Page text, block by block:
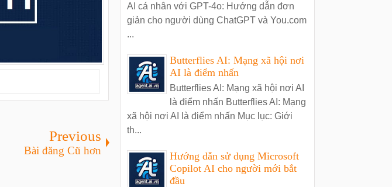
Previous
Bài đăng Cũ hơn
AI cá nhân với GPT-4o: Hướng dẫn đơn
giản cho người dùng ChatGPT và You.com
...
Butterflies AI: Mạng xã hội nơi
AI là điểm nhấn
Butterflies AI: Mạng xã hội nơi AI
là điểm nhấn Butterflies AI: Mạng
xã hội nơi AI là điểm nhấn Mục lục: Giới
th...
Hướng dẫn sử dụng Microsoft
Copilot AI cho người mới bắt
đầu